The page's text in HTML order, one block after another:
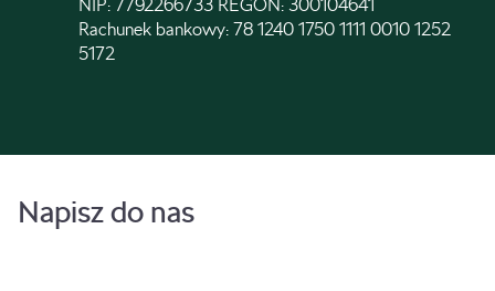
NIP: 7792266733 REGON: 300104641
Rachunek bankowy: 78 1240 1750 1111 0010 1252
5172
Napisz do nas